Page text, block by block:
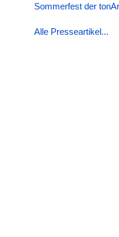
Sommerfest der
Alle Presseartikel...